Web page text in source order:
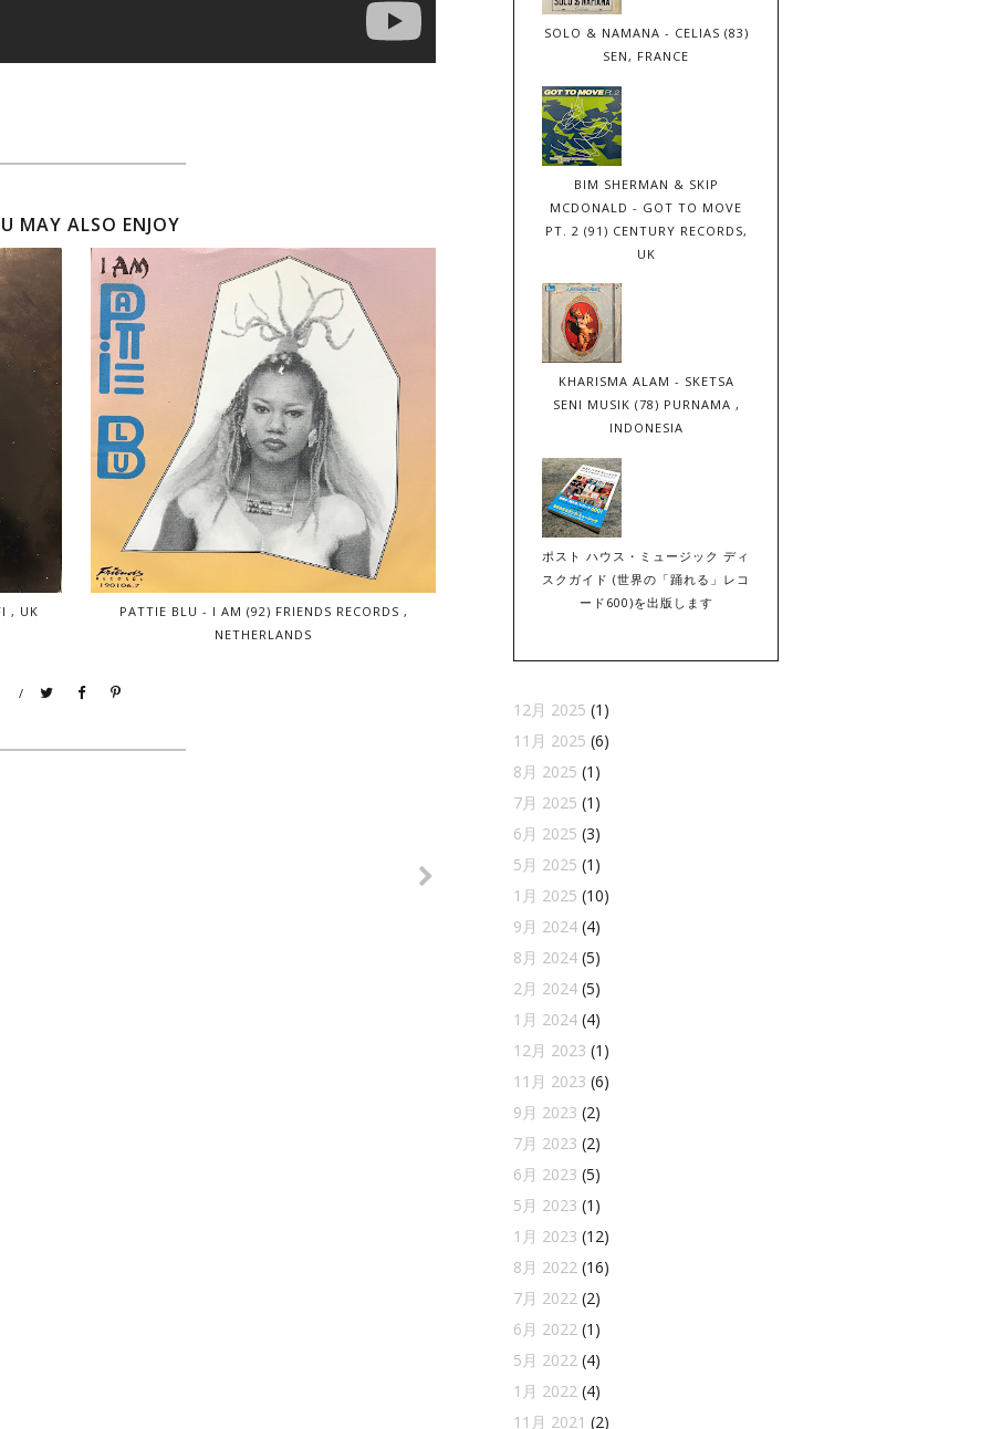
MAY ALSO ENJOY
, UK
PATTIE BLU - I AM (92) FRIENDS RECORDS ,
NETHERLANDS
/
SOLO & NAMANA - CELIAS (83)
SEN, FRANCE
BIM SHERMAN & SKIP
MCDONALD - GOT TO MOVE
PT. 2 (91) CENTURY RECORDS,
UK
KHARISMA ALAM - SKETSA
SENI MUSIK (78) PURNAMA ,
INDONESIA
ポスト ハウス・ミュージック ディ
スクガイド (世界の「踊れる」レコ
ード600)を出版します
12月 2025 (1)
11月 2025 (6)
8月 2025 (1)
7月 2025 (1)
6月 2025 (3)
5月 2025 (1)
1月 2025 (10)
9月 2024 (4)
8月 2024 (5)
2月 2024 (5)
1月 2024 (4)
12月 2023 (1)
11月 2023 (6)
9月 2023 (2)
7月 2023 (2)
6月 2023 (5)
5月 2023 (1)
1月 2023 (12)
8月 2022 (16)
7月 2022 (2)
6月 2022 (1)
5月 2022 (4)
1月 2022 (4)
11月 2021 (2)